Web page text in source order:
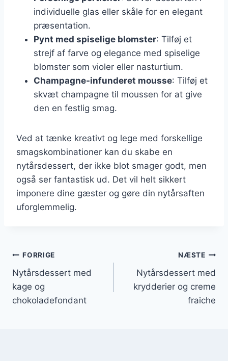
individuelle glas eller skåle for en elegant
præsentation.
Pynt med spiselige blomster: Tilføj et
strejf af farve og elegance med spiselige
blomster som violer eller nasturtium.
Champagne-infunderet mousse: Tilføj et
skvæt champagne til moussen for at give
den en festlig smag.
Ved at tænke kreativt og lege med forskellige
smagskombinationer kan du skabe en
nytårsdessert, der ikke blot smager godt, men
også ser fantastisk ud. Det vil helt sikkert
imponere dine gæster og gøre din nytårsaften
uforglemmelig.
Indlægsnavigation
FORRIGE
Nytårsdessert med
kage og
chokoladefondant
NÆSTE
Nytårsdessert med
krydderier og creme
fraiche